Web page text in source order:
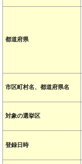
都道府県
市区町村名、都道府県名
対象の選挙区
登録日時